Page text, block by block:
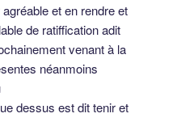
et en rendre et
de ratiffication adit
venant à la
néanmoins
dessus est dit tenir et